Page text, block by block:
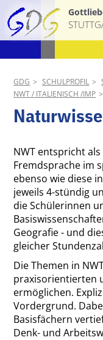
GDG SCHULPROFIL
NWT / ITALIENISCH /IMP
NWT entspricht
Fremdsprache im
ebenso wie diese
jeweils 4-stündig
die Schülerinnen
Geografie - und
gleicher
Die Themen in
praxisorientierten
ermöglichen.
Vordergrund.
Basisfächern
Denk- und